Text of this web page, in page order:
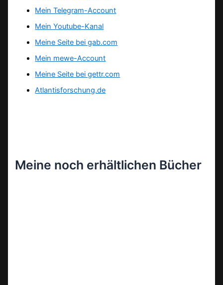
Mein Telegram-Account
Mein Youtube-Kanal
Meine Seite bei gab.com
Mein mewe-Account
Meine Seite bei gettr.com
Atlantisforschung.de
Meine noch erhältlichen Bücher